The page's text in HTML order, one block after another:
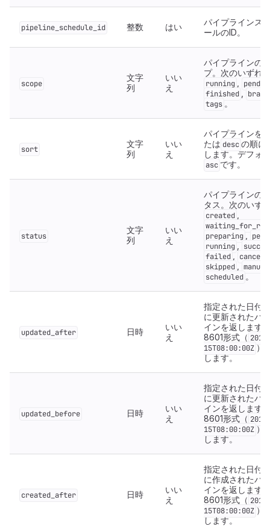
pipeline_schedule_id 整数 はい
パイプラインス
ールのID。
scope
文字
列
いい
え
パイプラインの
プ。次のいずれ
running
finished
tags 。
sort
文字
列
いい
え
パイプラインを
たは descの順に
します。デフォ
asc です。
status
文字
列
いい
え
パイプラインの
タス。次のいず
created
preparing
running
failed
skipped
manual
scheduled 。
updated_after 日時
いい
え
指定された日付
に更新されたパ
インを返します
8601形式（
15T08:00:00Z ）
します。
updated_before 日時
いい
え
指定された日付
に更新されたパ
インを返します
8601形式（
15T08:00:00Z ）
します。
created_after 日時
いい
え
指定された日付
に作成されたパ
インを返します
8601形式（
15T08:00:00Z ）
します。